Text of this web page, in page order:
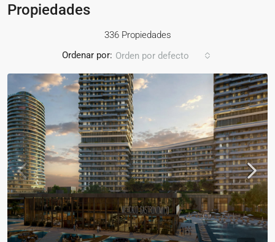
Propiedades
336 Propiedades
Ordenar por: Orden por defecto